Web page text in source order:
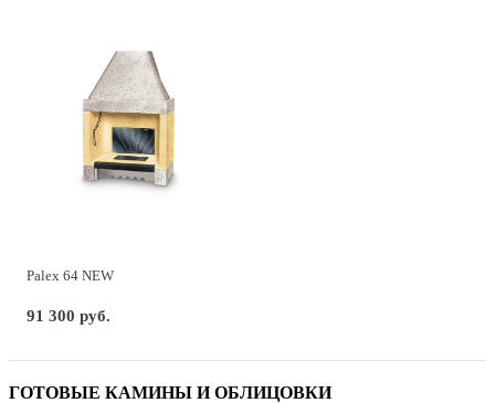
Palex 64 NEW
91 300 руб.
ГОТОВЫЕ КАМИНЫ И ОБЛИЦОВКИ